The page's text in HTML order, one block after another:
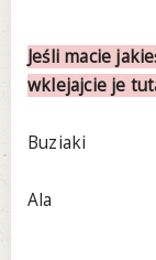
Jeśli macie
wklejajcie je
Buziaki
Ala